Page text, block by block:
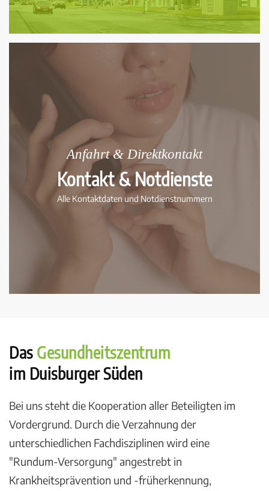
Anfahrt & Direktkontakt
Kontakt & Notdienste
Alle Kontaktdaten und Notdienst­nummern
Das Gesundheits­zentrum
im Duisburger Süden
Bei uns steht die Kooperation aller Beteiligten im
Vordergrund. Durch die Verzahnung der
unterschiedlichen Fachdisziplinen wird eine
"Rundum-Versorgung" angestrebt in
Krankheitsprävention und -früherkennung,